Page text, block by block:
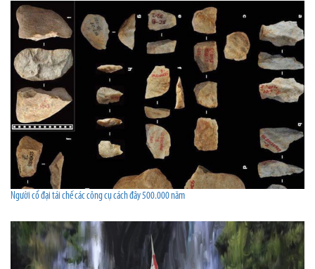
Người cổ đại tái chế các công cụ cách đây 500.000 năm